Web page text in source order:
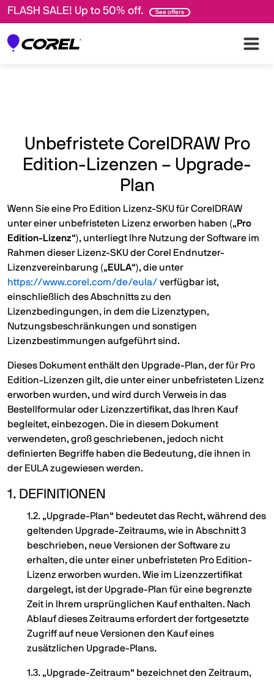
FLASH SALE! Up to 50% off. See offers
Unbefristete CorelDRAW Pro
Edition-Lizenzen – Upgrade-
Plan
Wenn Sie eine Pro Edition Lizenz-SKU für CorelDRAW
unter einer unbefristeten Lizenz erworben haben („ Pro
Edition-Lizenz“), unterliegt Ihre Nutzung der Software im
Rahmen dieser Lizenz-SKU der Corel Endnutzer-
Lizenzvereinbarung („ EULA“), die unter
https://www.corel.com/de/eula/ verfügbar ist,
einschließlich des Abschnitts zu den
Lizenzbedingungen, in dem die Lizenztypen,
Nutzungsbeschränkungen und sonstigen
Lizenzbestimmungen aufgeführt sind.
Dieses Dokument enthält den Upgrade-Plan, der für Pro
Edition-Lizenzen gilt, die unter einer unbefristeten Lizenz
erworben wurden, und wird durch Verweis in das
Bestellformular oder Lizenzzertifikat, das Ihren Kauf
begleitet, einbezogen. Die in diesem Dokument
verwendeten, groß geschriebenen, jedoch nicht
definierten Begriffe haben die Bedeutung, die ihnen in
der EULA zugewiesen werden.
1. DEFINITIONEN
1.2. „Upgrade-Plan“ bedeutet das Recht, während des
geltenden Upgrade-Zeitraums, wie in Abschnitt 3
beschrieben, neue Versionen der Software zu
erhalten, die unter einer unbefristeten Pro Edition-
Lizenz erworben wurden. Wie im Lizenzzertifikat
dargelegt, ist der Upgrade-Plan für eine begrenzte
Zeit in Ihrem ursprünglichen Kauf enthalten. Nach
Ablauf dieses Zeitraums erfordert der fortgesetzte
Zugriff auf neue Versionen den Kauf eines
zusätzlichen Upgrade-Plans.
1.3. „Upgrade-Zeitraum“ bezeichnet den Zeitraum,